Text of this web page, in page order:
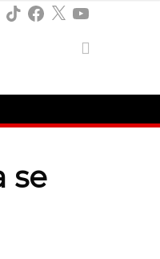
TikTokFacebook
X YouTube
se